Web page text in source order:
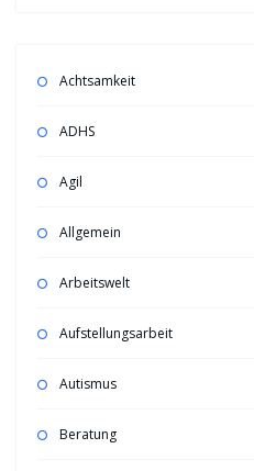
Achtsamkeit
ADHS
Agil
Allgemein
Arbeitswelt
Aufstellungsarbeit
Autismus
Beratung